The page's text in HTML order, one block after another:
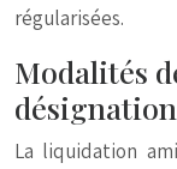
régularisées.
Modalités
La liquidation